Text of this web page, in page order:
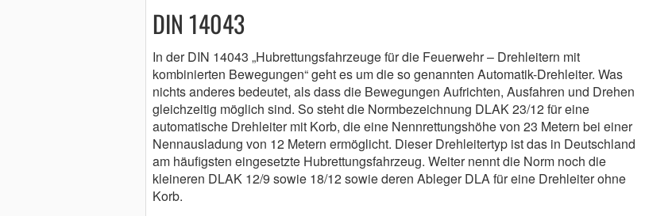
DIN 14043
In der DIN 14043 „Hubrettungsfahrzeuge für die Feuerwehr – Drehleitern mit
kombinierten Bewegungen“ geht es um die so genannten Automatik-Drehleiter. Was
nichts anderes bedeutet, als dass die Bewegungen Aufrichten, Ausfahren und Drehen
gleichzeitig möglich sind. So steht die Normbezeichnung DLAK 23/12 für eine
automatische Drehleiter mit Korb, die eine Nennrettungshöhe von 23 Metern bei einer
Nennausladung von 12 Metern ermöglicht. Dieser Drehleitertyp ist das in Deutschland
am häufigsten eingesetzte Hubrettungsfahrzeug. Weiter nennt die Norm noch die
kleineren DLAK 12/9 sowie 18/12 sowie deren Ableger DLA für eine Drehleiter ohne
Korb.